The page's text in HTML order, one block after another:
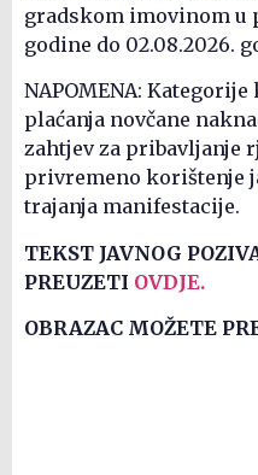
gradskom imovinom u
godine do 02.08.2026.
NAPOMENA:
plaćanja novčane
zahtjev za pribavljanje
privremeno korištenje
trajanja manifestacije.
TEKST JAVNOG
PREUZETI OVDJE.
OBRAZAC MOŽETE